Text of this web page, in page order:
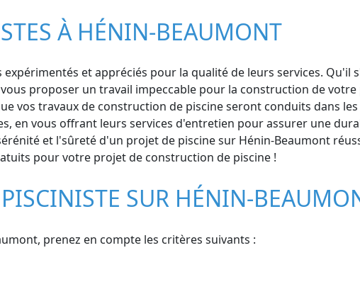
À HÉNIN-BEAUMONT
et appréciés pour la qualité de leurs services. Qu'il
proposer un travail impeccable pour la construction de votre
vos travaux de construction de piscine seront conduits dans
en vous offrant leurs services d'entretien pour assurer une
et l'sûreté d'un projet de piscine sur Hénin-Beaumont
pour votre projet de construction de piscine !
SUR HÉNIN-
prenez en compte les critères suivants :